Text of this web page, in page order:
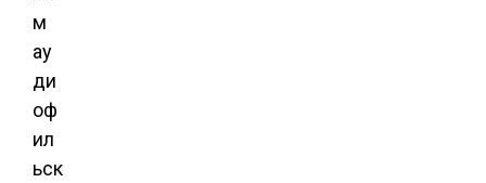
м
ау
ди
оф
ил
ьск